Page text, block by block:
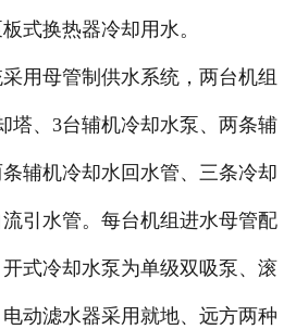
发展起源
联系我们
客户留言
人才招聘
式换热器冷却用水。
母管制供水系统，两台机组
塔、3台辅机冷却水泵、两条辅
辅机冷却水回水管、三条冷却
引水管。每台机组进水母管配
式冷却水泵为单级双吸泵、滚
动滤水器采用就地、远方两种